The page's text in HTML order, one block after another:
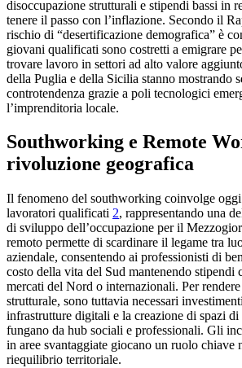
disoccupazione strutturali e stipendi bassi in
tenere il passo con l’inflazione. Secondo il
rischio di “desertificazione demografica” è
giovani qualificati sono costretti a emigrare
trovare lavoro in settori ad alto valore
della Puglia e della Sicilia stanno mostrando
controtendenza grazie a poli tecnologici
l’imprenditoria locale.
Southworking e Remote
rivoluzione geografica
Il fenomeno del southworking coinvolge
lavoratori qualificati 2, rappresentando una
di sviluppo dell’occupazione per il
remoto permette di scardinare il legame tra
aziendale, consentendo ai professionisti di
costo della vita del Sud mantenendo
mercati del Nord o internazionali. Per rendere
strutturale, sono tuttavia necessari
infrastrutture digitali e la creazione di spazi
fungano da hub sociali e professionali. Gli
in aree svantaggiate giocano un ruolo chiave
riequilibrio territoriale.